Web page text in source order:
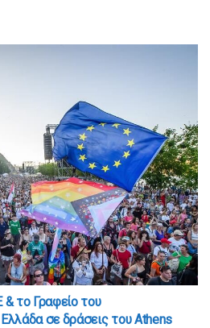
το Γραφείο του
σε δράσεις του Athens